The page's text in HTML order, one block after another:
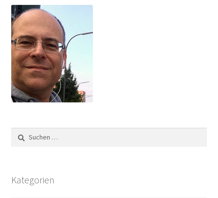
Suchen
nach:
Kategorien